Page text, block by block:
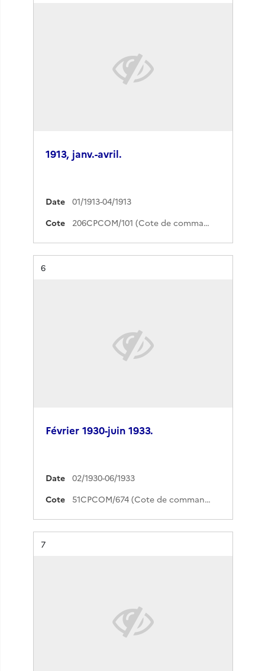
1913, janv.-avril.
Date
01/1913-04/1913
Cote
206CPCOM/101 (Cote de commande)
Résultat n°
6
Février 1930-juin 1933.
Date
02/1930-06/1933
Cote
51CPCOM/674 (Cote de commande)
Résultat n°
7